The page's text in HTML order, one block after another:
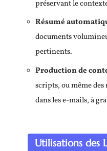
préservant le
Résumé
documents
pertinents.
Production de
scripts, ou même
dans les e-mails, à
Utilisations des